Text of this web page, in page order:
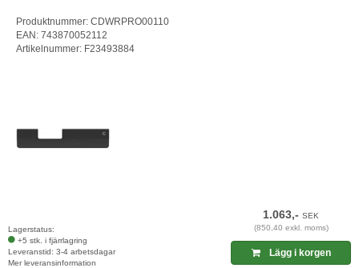
Produktnummer: CDWRPRO00110
EAN: 743870052112
Artikelnummer: F23493884
Lagerstatus:
+5 stk. i fjärrlagring
Leveranstid: 3-4 arbetsdagar
Mer leveransinformation
1.063,-SEK
(850,40 exkl. moms)
Lägg i korgen